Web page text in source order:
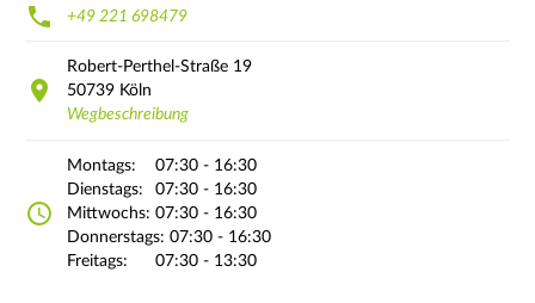
+49 221 698479
Robert-Perthel-Straße 19
50739 Köln
Wegbeschreibung
Montags:
07:30 - 16:30
Dienstags:
07:30 - 16:30
Mittwochs: 07:30 - 16:30
Donnerstags: 07:30 - 16:30
Freitags:
07:30 - 13:30